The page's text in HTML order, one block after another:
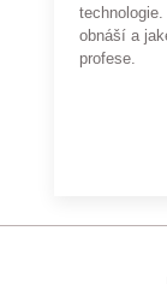
obnáší a
profese.